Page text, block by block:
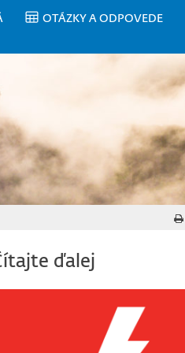
OTÁZKY A ODPOVEDE
ďalej